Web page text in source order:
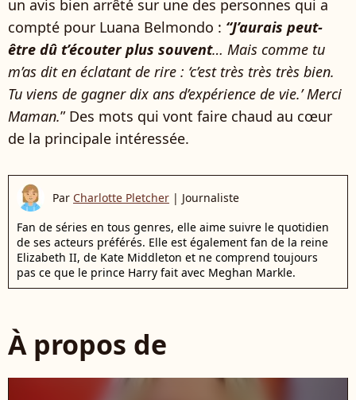
un avis bien arrêté sur une des personnes qui a
compté pour Luana Belmondo : “J’aurais peut-
être dû t’écouter plus souvent… Mais comme tu
m’as dit en éclatant de rire : ‘c’est très très très bien.
Tu viens de gagner dix ans d’expérience de vie.’ Merci
Maman.” Des mots qui vont faire chaud au cœur
de la principale intéressée.
Par Charlotte Pletcher | Journaliste
Fan de séries en tous genres, elle aime suivre le quotidien
de ses acteurs préférés. Elle est également fan de la reine
Elizabeth II, de Kate Middleton et ne comprend toujours
pas ce que le prince Harry fait avec Meghan Markle.
À propos de